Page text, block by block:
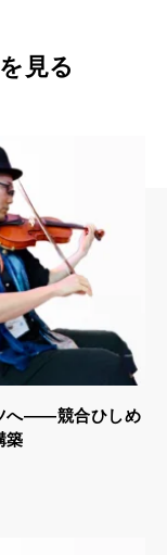
見る
へ――競合ひしめ
築